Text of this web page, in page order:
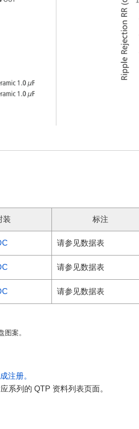
装 标注
请参见数据表
请参见数据表
请参见数据表
案。
注册。
系列的 QTP 资料列表页面。